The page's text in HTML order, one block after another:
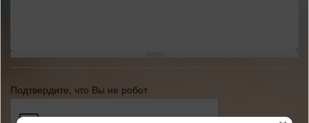
Подтвердите, что Вы не робот